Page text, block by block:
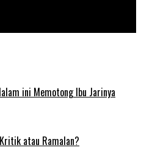
ini Memotong Ibu Jarinya
atau Ramalan?